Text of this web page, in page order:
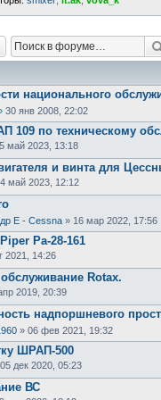
национального
30 янв 2008, 22:02
109 по техническому
май 2023, 13:18
и винта для
май 2023, 12:12
E - Cessna » 16 мар 2022, 17:56
Pa-28-161
2021, 14:26
Rotax.
2019, 20:39
надпоршневого
» 06 фев 2021, 19:32
ШРАП-500
05 дек 2020, 05:23
ВС